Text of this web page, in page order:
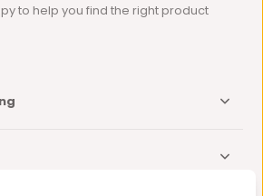
to help you find the right product